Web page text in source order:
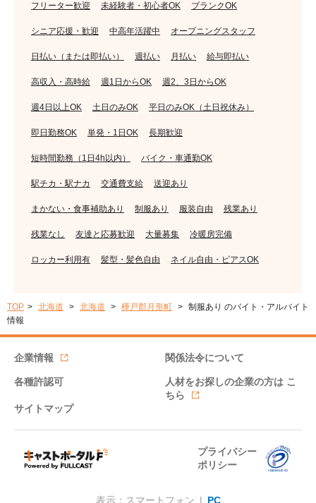
フリーター歓迎 未経験者・初心者OK ブランクOK
シニア応援・歓迎 中高年活躍中 オープニングスタッフ
日払い（または即払い） 週払い 月払い 給与即払い
高収入・高時給 週1日からOK 週2、3日からOK
週4日以上OK 土日のみOK 平日のみOK（土日祝休み）
即日勤務OK 単発・1日OK 長期歓迎
短時間勤務（1日4h以内） バイク・車通勤OK
駅チカ・駅ナカ 交通費支給 送迎あり
まかない・食事補助あり 制服あり 服装自由 残業あり
残業なし 友達と応募歓迎 大量募集 冷暖房完備
ロッカー利用有 髪型・髪色自由 ネイル自由・ピアスOK
TOP 北海道 北海道 樺戸郡月形町
制服あり のバイト・アルバイト
情報
企業情報 関係法令について
各種許認可 人材をお探しの企業の方は こ
ちら
サイトマップ
プライバシー
ポリシー
表示：スマートフォン | PC